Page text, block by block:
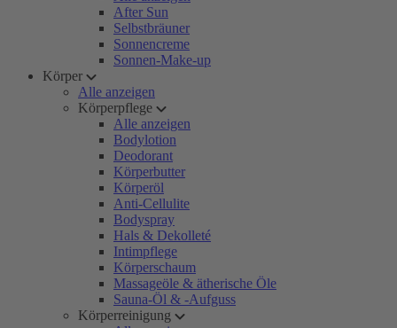
After Sun
Selbstbräuner
Sonnencreme
Sonnen-Make-up
Körper
Alle anzeigen
Körperpflege
Alle anzeigen
Bodylotion
Deodorant
Körperbutter
Körperöl
Anti-Cellulite
Bodyspray
Hals & Dekolleté
Intimpflege
Körperschaum
Massageöle & ätherische Öle
Sauna-Öl & -Aufguss
Körperreinigung